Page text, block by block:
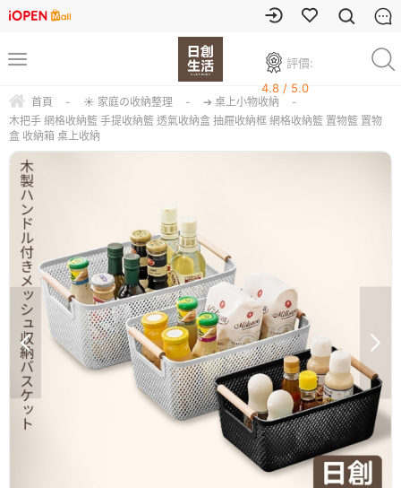
評價:
4.8 / 5.0
首頁 - ☀ 家庭の收納整理 - ➔ 桌上小物收納
-
木把手 網格收納籃 手提收納籃 透氣收納盒 抽屜收納框 網格收納籃 置物籃 置物
盒 收納箱 桌上收納